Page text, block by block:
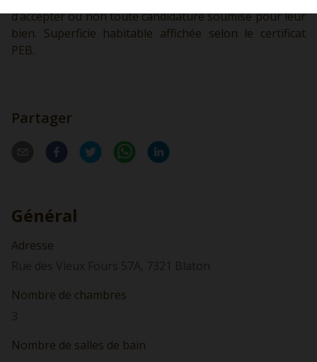
d’accepter ou non toute candidature soumise pour leur
bien. Superficie habitable affichée selon le certificat
PEB.
Partager
Général
Adresse
Rue des Vieux Fours 57A, 7321 Blaton
Nombre de chambres
3
Nombre de salles de bain